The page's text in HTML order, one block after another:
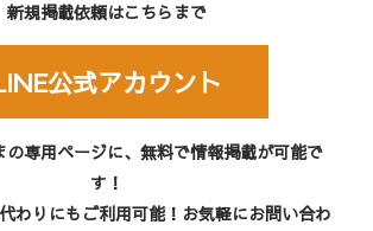
新規掲載依頼はこちらまで
公式アカウント
の専用ページに、無料で情報掲載が可能で
す！
わりにもご利用可能！お気軽にお問い合わ